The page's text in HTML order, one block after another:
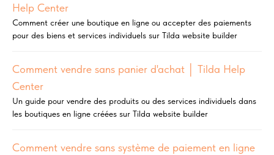
Help Center
Comment créer une boutique en ligne ou accepter des paiements
pour des biens et services individuels sur Tilda website builder
Comment vendre sans panier d'achat │ Tilda Help
Center
Un guide pour vendre des produits ou des services individuels dans
les boutiques en ligne créées sur Tilda website builder
Comment vendre sans système de paiement en ligne